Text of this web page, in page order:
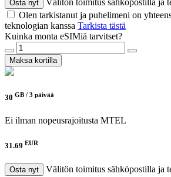
Osta nyt
Olen tarkistanut ja puhelimeni on
teknologian kanssa Tarkista tästä
Kuinka monta eSIMiä tarvitset?
Maksa kortilla
30 GB / 3 päivää
Ei ilman nopeusrajoitusta MTEL
31.69 EUR
Osta nyt Välitön toimitus sähköpostilla ja